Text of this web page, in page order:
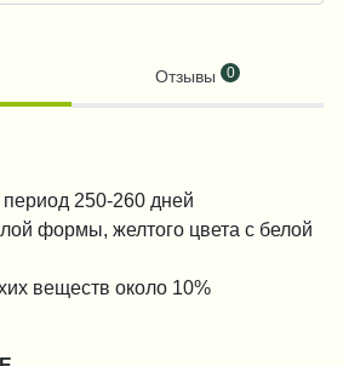
Отзывы 0
250-260 дней
формы, желтого цвета с белой
веществ около 10%